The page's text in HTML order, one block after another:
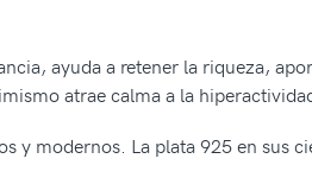
ayuda a retener la riqueza,
atrae calma a la
y modernos. La plata 925 en sus